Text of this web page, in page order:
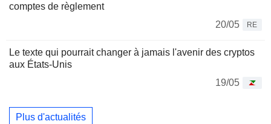
comptes de règlement
20/05
RE
Le texte qui pourrait changer à jamais l'avenir des cryptos
aux États-Unis
19/05
Plus d'actualités